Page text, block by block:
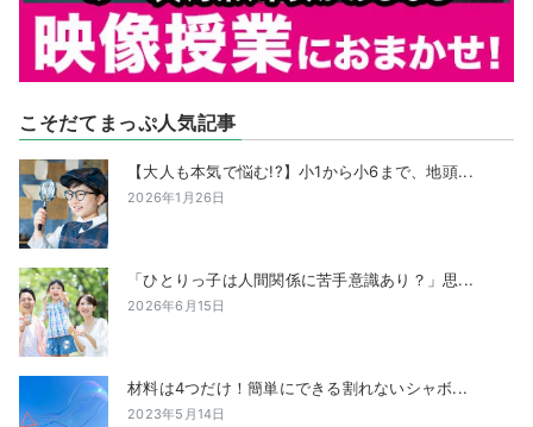
こそだてまっぷ人気記事
【大人も本気で悩む!?】小1から小6まで、地頭...
2026年1月26日
「ひとりっ子は人間関係に苦手意識あり？」思...
2026年6月15日
材料は4つだけ！簡単にできる割れないシャボ...
2023年5月14日